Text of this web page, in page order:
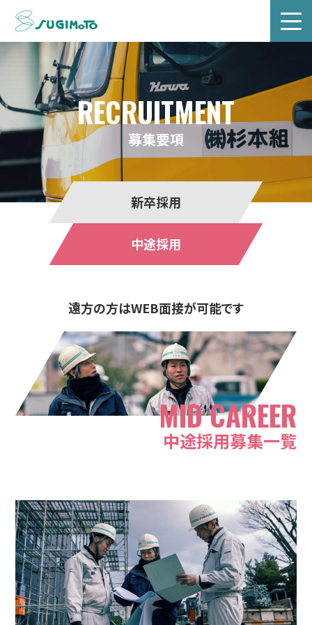
RECRUITMENT
募集要項
新卒採用
中途採用
遠方の方はWEB面接が可能です
MID CAREER
中途採用募集一覧